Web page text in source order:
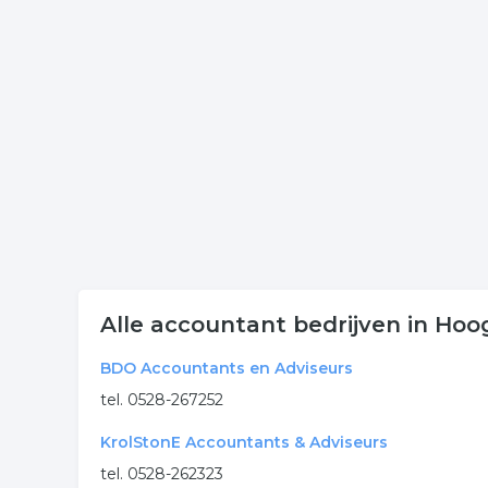
Alle accountant bedrijven in
BDO Accountants en Adviseurs
tel. 0528-267252
KrolStonE Accountants & Adviseurs
tel. 0528-262323